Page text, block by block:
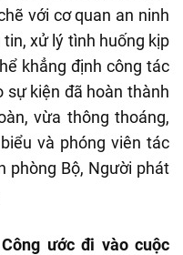
với cơ quan an ninh
xử lý tình huống kịp
khẳng định công tác
sự kiện đã hoàn thành
vừa thông thoáng,
và phóng viên tác
phòng Bộ, Người phát
ước đi vào cuộc